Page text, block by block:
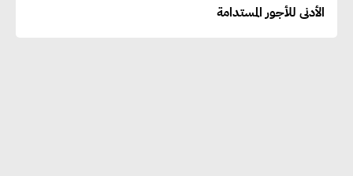
الأدنى للأجور المستدامة